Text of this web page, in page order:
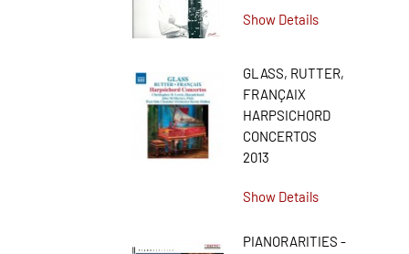
Show Details
GLASS, RUTTER,
FRANÇAIX
HARPSICHORD
CONCERTOS
2013
Show Details
PIANORARITIES -